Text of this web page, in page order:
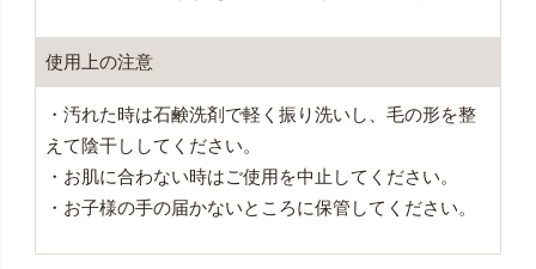
使用上の注意
・汚れた時は石鹸洗剤で軽く振り洗いし、毛の形を整
えて陰干ししてください。
・お肌に合わない時はご使用を中止してください。
・お子様の手の届かないところに保管してください。